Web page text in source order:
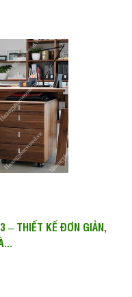
– THIẾT KẾ ĐƠN GIẢN,